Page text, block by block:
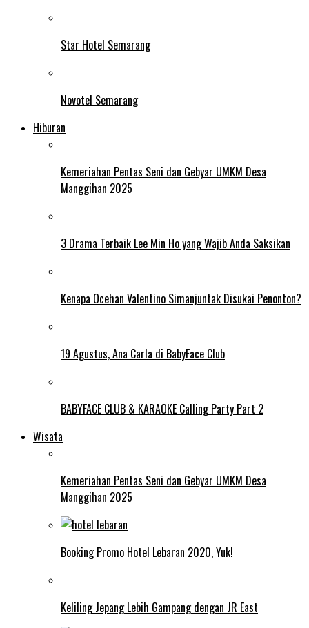
Star Hotel Semarang
Novotel Semarang
Hiburan
Kemeriahan Pentas Seni dan Gebyar UMKM Desa
Manggihan 2025
3 Drama Terbaik Lee Min Ho yang Wajib Anda Saksikan
Kenapa Ocehan Valentino Simanjuntak Disukai Penonton?
19 Agustus, Ana Carla di BabyFace Club
BABYFACE CLUB & KARAOKE Calling Party Part 2
Wisata
Kemeriahan Pentas Seni dan Gebyar UMKM Desa
Manggihan 2025
Booking Promo Hotel Lebaran 2020, Yuk!
Keliling Jepang Lebih Gampang dengan JR East